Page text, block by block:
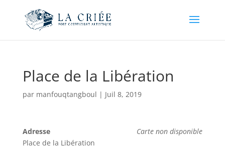
Place de la Libération
par manfouqtangboul | Juil 8, 2019
Carte non disponible
Adresse
Place de la Libération